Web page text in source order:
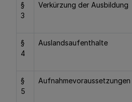
§
3
Verkürzung der Ausbildung
§
4
Auslandsaufenthalte
§
5
Aufnahmevoraussetzungen